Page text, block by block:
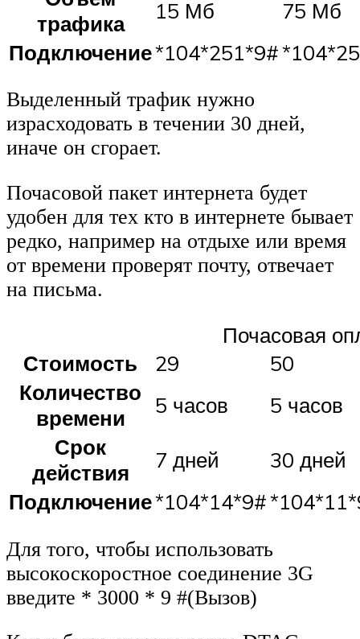
трафика
15 Мб
75 Мб
Подключение*104*251*9#
Выделенный трафик нужно
израсходовать в течении 30 дней,
иначе он сгорает.
Почасовой пакет интернета будет
удобен для тех кто в интернете бывает
редко, например на отдыхе или время
от времени проверят почту, отвечает
на письма.
Почасовая
Стоимость
29
50
Количество
времени
5 часов
5 часов
Срок
действия
7 дней
30 дней
Подключение*104*14*9#
Для того, чтобы использовать
высокоскоростное соединение 3G
введите * 3000 * 9 #(Вызов)